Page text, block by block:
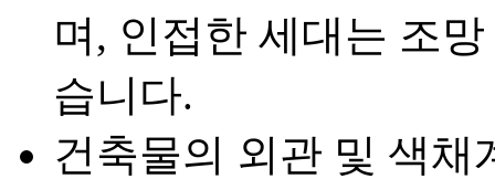
며, 인접한 세대는 조
습니다.
건축물의 외관 및 색채